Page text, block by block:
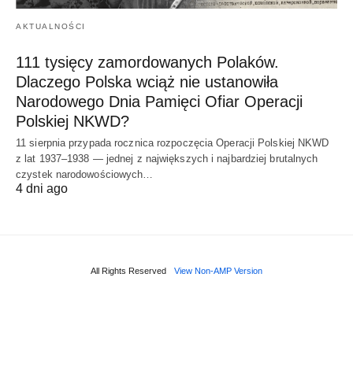
AKTUALNOŚCI
111 tysięcy zamordowanych Polaków.
Dlaczego Polska wciąż nie ustanowiła
Narodowego Dnia Pamięci Ofiar Operacji
Polskiej NKWD?
11 sierpnia przypada rocznica rozpoczęcia Operacji Polskiej NKWD
z lat 1937–1938 — jednej z największych i najbardziej brutalnych
czystek narodowościowych…
4 dni ago
All Rights Reserved View Non-AMP Version